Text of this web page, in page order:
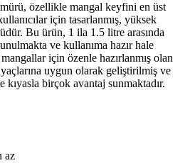
özellikle mangal keyfini en üst
için tasarlanmış, yüksek
Bu ürün, 1 ila 1.5 litre arasında
ve kullanıma hazır hale
için özenle hazırlanmış olan
uygun olarak geliştirilmiş ve
kıyasla birçok avantaj sunmaktadır.
az